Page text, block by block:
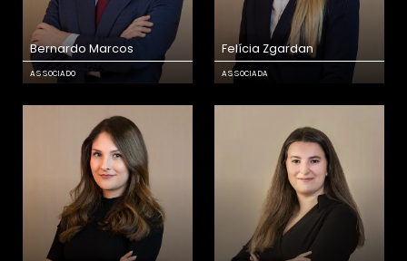
Bernardo Marcos
ASSOCIADO
Felícia Zgardan
ASSOCIADA